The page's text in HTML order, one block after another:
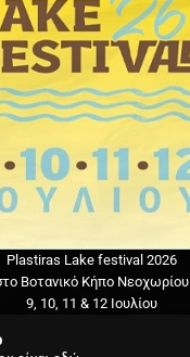
Plastiras Lake festival 2026
Βοτανικό Κήπο Νεοχωρίου
9, 10, 11 & 12 Ιουλίου